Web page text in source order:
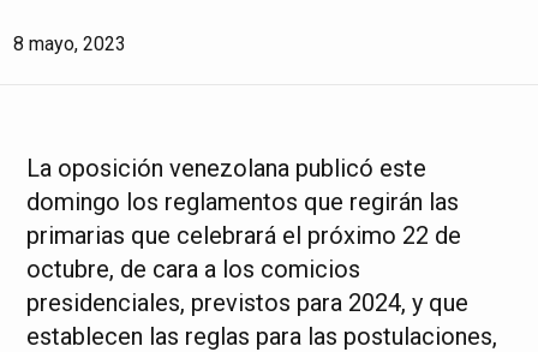
8 mayo, 2023
La oposición venezolana publicó este
domingo los reglamentos que regirán las
primarias que celebrará el próximo 22 de
octubre, de cara a los comicios
presidenciales, previstos para 2024, y que
establecen las reglas para las postulaciones,